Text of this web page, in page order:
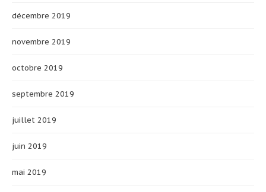
décembre 2019
novembre 2019
octobre 2019
septembre 2019
juillet 2019
juin 2019
mai 2019